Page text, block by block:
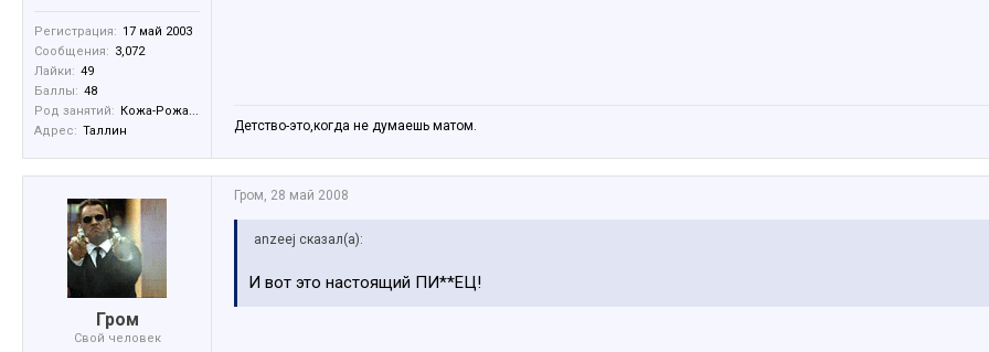
Регистрация: 17 май 2003
Сообщения: 3,072
Лайки: 49
Баллы: 48
Род занятий: Кожа-Рожа...
Адрес: Таллин Детство-это,когда не думаешь матом.
Гром
Свой человек
Гром, 28 май 2008
anzeej сказал(а):
И вот это настоящий ПИ**ЕЦ!